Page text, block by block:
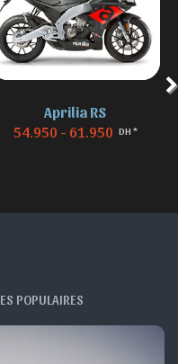
BMW F 850
155.000 - 155.000 DH *
ES POPULAIRES